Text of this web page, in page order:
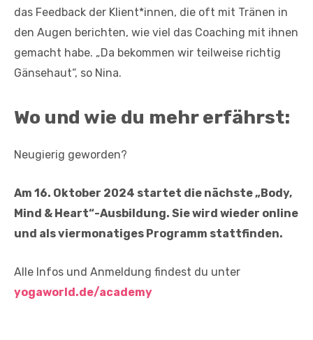
das Feedback der Klient*innen, die oft mit Tränen in
den Augen berichten, wie viel das Coaching mit ihnen
gemacht habe. „Da bekommen wir teilweise richtig
Gänsehaut“, so Nina.
Wo und wie du mehr erfährst:
Neugierig geworden?
Am 16. Oktober 2024 startet die nächste „Body,
Mind & Heart“-Ausbildung. Sie wird wieder online
und als viermonatiges Programm stattfinden.
Alle Infos und Anmeldung findest du unter
yogaworld.de/academy